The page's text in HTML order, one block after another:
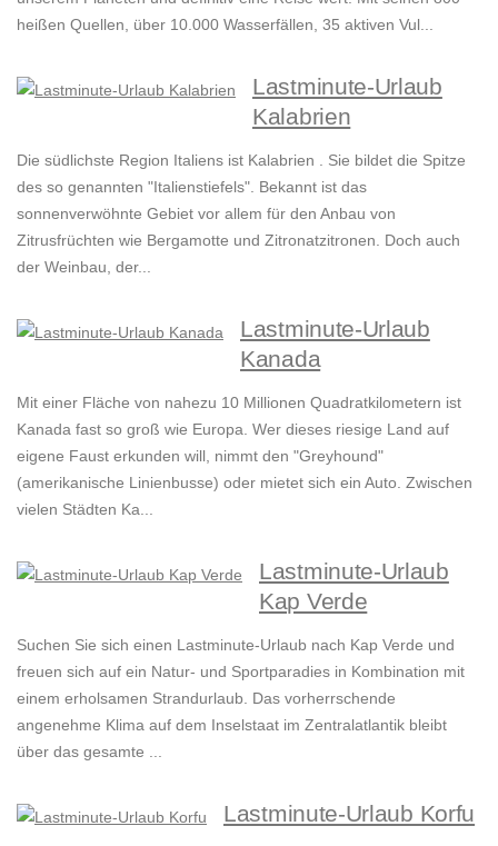
heißen Quellen, über 10.000 Wasserfällen, 35 aktiven Vul...
Lastminute-Urlaub
Kalabrien
Die südlichste Region Italiens ist Kalabrien . Sie bildet die Spitze
des so genannten "Italienstiefels". Bekannt ist das
sonnenverwöhnte Gebiet vor allem für den Anbau von
Zitrusfrüchten wie Bergamotte und Zitronatzitronen. Doch auch
der Weinbau, der...
Lastminute-Urlaub
Kanada
Mit einer Fläche von nahezu 10 Millionen Quadratkilometern ist
Kanada fast so groß wie Europa. Wer dieses riesige Land auf
eigene Faust erkunden will, nimmt den "Greyhound"
(amerikanische Linienbusse) oder mietet sich ein Auto. Zwischen
vielen Städten Ka...
Lastminute-Urlaub
Kap Verde
Suchen Sie sich einen Lastminute-Urlaub nach Kap Verde und
freuen sich auf ein Natur- und Sportparadies in Kombination mit
einem erholsamen Strandurlaub. Das vorherrschende
angenehme Klima auf dem Inselstaat im Zentralatlantik bleibt
über das gesamte ...
Lastminute-Urlaub Korfu